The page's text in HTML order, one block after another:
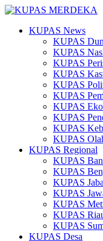
KUPAS News
KUPAS
KUPAS
KUPAS
KUPAS
KUPAS
KUPAS
KUPAS
KUPAS
KUPAS
KUPAS
KUPAS Regional
KUPAS
KUPAS
KUPAS
KUPAS
KUPAS
KUPAS
KUPAS
KUPAS Desa